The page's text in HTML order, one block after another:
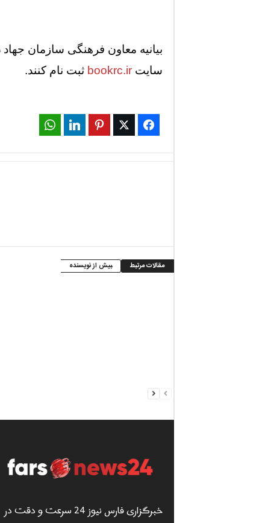
بیانیه معاون فرهنگی سازمان
سایت bookrc.ir ثبت نام کنند.
Facebook
Twitter
Pinterest
LinkedIn
مقالات مرتبط بیش از نویسنده
خبرگزاری فارس نیوز 24 سرعت و دقت در